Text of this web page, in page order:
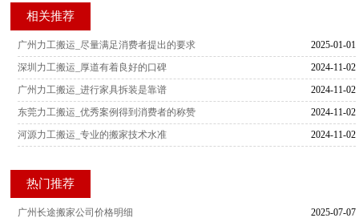
相关推荐
2025-01-01
广州力工搬运_尽量满足消费者提出的要求
2024-11-02
深圳力工搬运_厚道有着良好的口碑
2024-11-02
广州力工搬运_进行家具拆装是靠谱
2024-11-02
东莞力工搬运_优秀案例得到消费者的称赞
2024-11-02
河源力工搬运_专业的搬家技术水准
热门推荐
2025-07-07
广州长途搬家公司价格明细